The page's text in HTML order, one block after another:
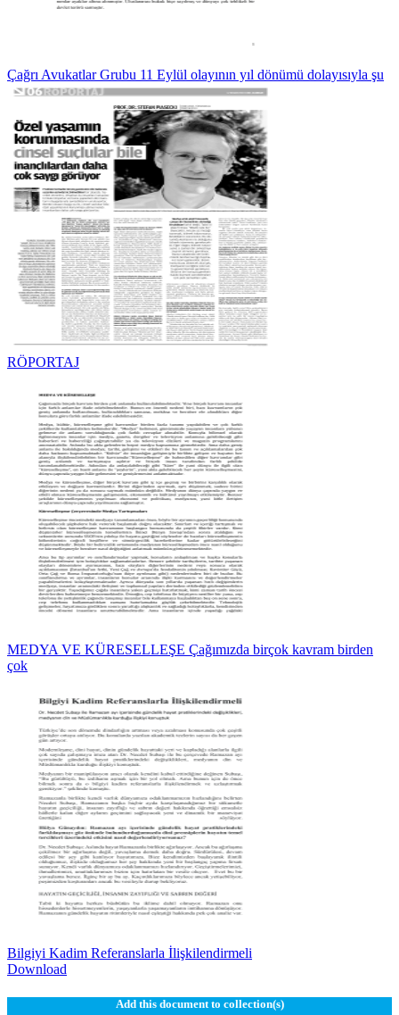
Çağrı Avukatlar Grubu 11 Eylül olayının yıl dönümü dolayısıyla şu
RÖPORTAJ
MEDYA VE KÜRESELLEŞE Çağımızda birçok kavram birden
çok
Bilgiyi Kadim Referanslarla İlişkilendirmeli
Download
Add this document to collection(s)